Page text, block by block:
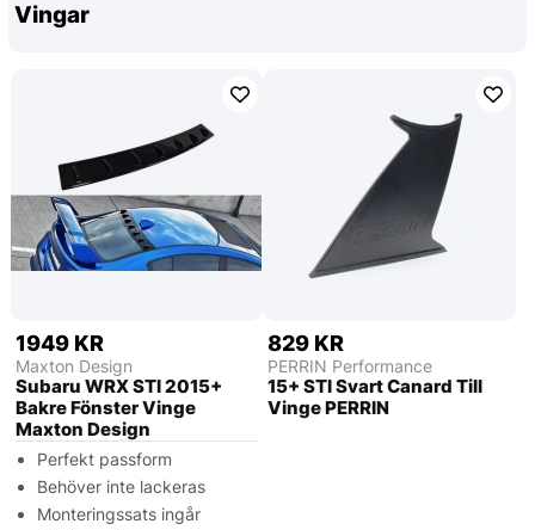
Vingar
1949 KR
Maxton Design
Subaru WRX STI 2015+
Bakre Fönster Vinge
Maxton Design
Perfekt passform
Behöver inte lackeras
Monteringssats ingår
829 KR
PERRIN Performance
15+ STI Svart Canard Till
Vinge PERRIN